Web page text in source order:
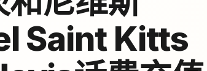
Saint Kitts